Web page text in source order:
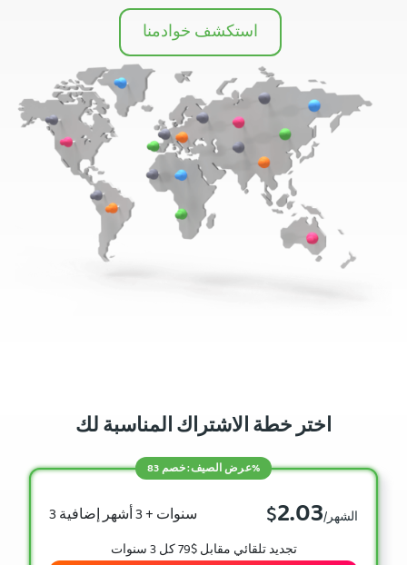
استكشف خوادمنا
اختر خطة الاشتراك المناسبة لك
3 سنوات + 3 أشهر إضافية $2.03 /الشهر
عرض الصيف: خصم 83%
تجديد تلقائي مقابل $79 كل 3 سنوات